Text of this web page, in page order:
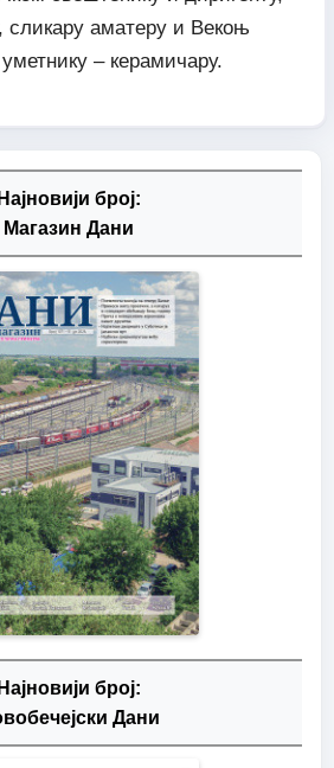
аматеру и Векоњ
– керамичару.
Најновији број:
Магазин Дани
Најновији број:
Дани